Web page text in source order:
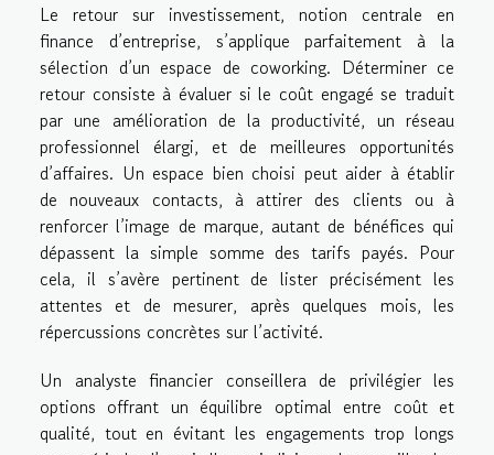
Le retour sur investissement, notion centrale en
finance d’entreprise, s’applique parfaitement à la
sélection d’un espace de coworking. Déterminer ce
retour consiste à évaluer si le coût engagé se traduit
par une amélioration de la productivité, un réseau
professionnel élargi, et de meilleures opportunités
d’affaires. Un espace bien choisi peut aider à établir
de nouveaux contacts, à attirer des clients ou à
renforcer l’image de marque, autant de bénéfices qui
dépassent la simple somme des tarifs payés. Pour
cela, il s’avère pertinent de lister précisément les
attentes et de mesurer, après quelques mois, les
répercussions concrètes sur l’activité.
Un analyste financier conseillera de privilégier les
options offrant un équilibre optimal entre coût et
qualité, tout en évitant les engagements trop longs